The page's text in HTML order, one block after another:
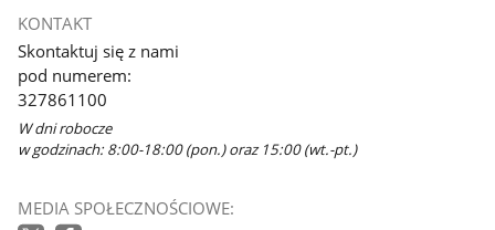
KONTAKT
Skontaktuj się z nami
pod numerem:
327861100
W dni robocze
w godzinach: 8:00-18:00 (pon.) oraz 15:00 (wt.-pt.)
MEDIA SPOŁECZNOŚCIOWE: